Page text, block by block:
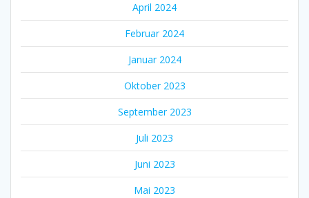
April 2024
Februar 2024
Januar 2024
Oktober 2023
September 2023
Juli 2023
Juni 2023
Mai 2023